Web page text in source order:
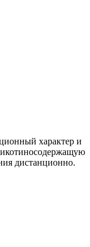
характер и
дистанционно.